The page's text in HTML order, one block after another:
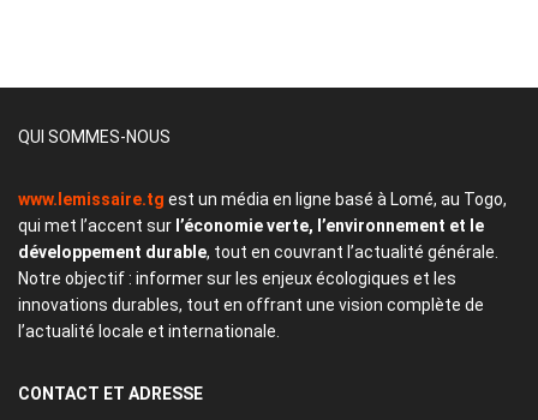
QUI SOMMES-NOUS
www.lemissaire.tg est un média en ligne basé à Lomé, au Togo,
qui met l’accent sur l’économie verte, l’environnement et le
développement durable, tout en couvrant l’actualité générale.
Notre objectif : informer sur les enjeux écologiques et les
innovations durables, tout en offrant une vision complète de
l’actualité locale et internationale.
CONTACT ET ADRESSE